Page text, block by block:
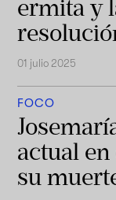
ermita y
01 julio 2025
FOCO
actual
su